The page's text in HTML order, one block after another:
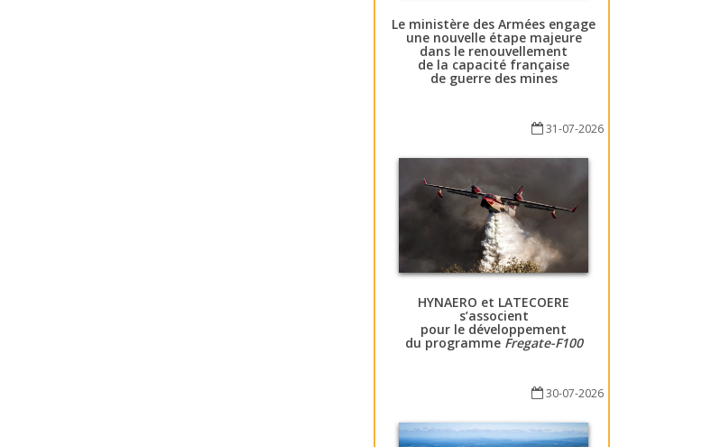
Le ministère des Armées engage
une nouvelle étape majeure
dans le renouvellement
de la capacité française
de guerre des mines
31-07-2026
HYNAERO et LATECOERE
s’associent
pour le développement
du programme Fregate-F100
30-07-2026